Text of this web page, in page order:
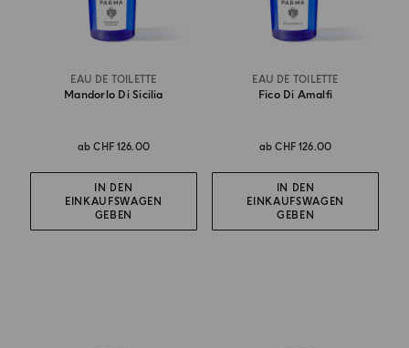
EAU DE TOILETTE
Mandorlo Di Sicilia
abCHF 126.00
IN DEN
EINKAUFSWAGEN
GEBEN
EAU DE TOILETTE
Fico Di Amalfi
abCHF 126.00
IN DEN
EINKAUFSWAGEN
GEBEN